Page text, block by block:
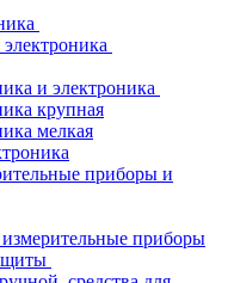
и электроника
крупная
мелкая
приборы и
приборы